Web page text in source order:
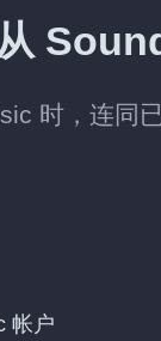
时，连同
帐户